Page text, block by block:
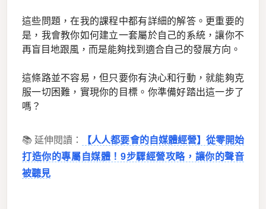
這些問題，在我的課程中都有詳細的解答。更重要的
是，我會教你如何建立一套屬於自己的系統，讓你不
再盲目地跟風，而是能夠找到適合自己的發展方向。
這條路並不容易，但只要你有決心和行動，就能夠克
服一切困難，實現你的目標。你準備好踏出這一步了
嗎？
📚 延伸閱讀：
【人人都要會的自媒體經營】從零開始
打造你的專屬自媒體！9步驟經營攻略，讓你的聲音
被聽見